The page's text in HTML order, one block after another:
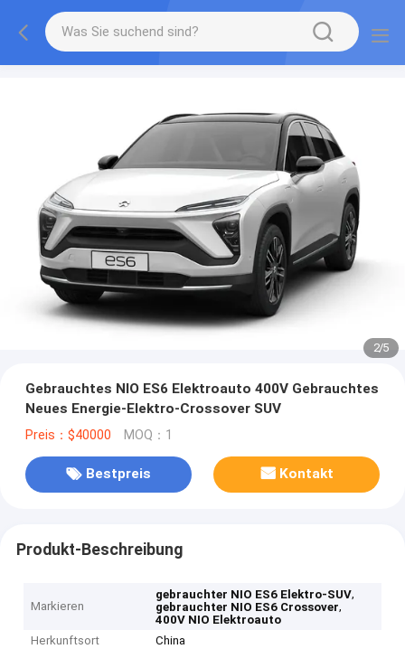
2/5
Gebrauchtes NIO ES6 Elektroauto 400V Gebrauchtes
Neues Energie-Elektro-Crossover SUV
Preis：$40000 MOQ：1
Bestpreis Kontakt
Produkt-Beschreibung
Markieren
gebrauchter NIO ES6 Elektro-SUV,
gebrauchter NIO ES6 Crossover,
400V NIO Elektroauto
Herkunftsort
China